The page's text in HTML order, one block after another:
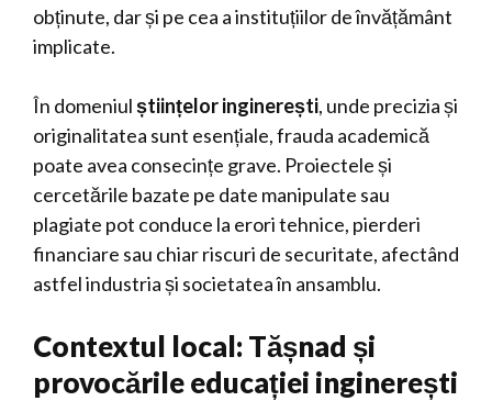
obținute, dar și pe cea a instituțiilor de învățământ
implicate.
În domeniulștiințelor inginerești, unde precizia și
originalitatea sunt esențiale, frauda academică
poate avea consecințe grave. Proiectele și
cercetările bazate pe date manipulate sau
plagiate pot conduce la erori tehnice, pierderi
financiare sau chiar riscuri de securitate, afectând
astfel industria și societatea în ansamblu.
Contextul local: Tășnad și
provocările educației inginerești